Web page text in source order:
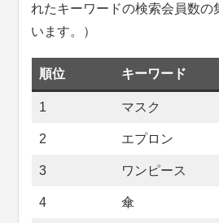
れたキーワードの検索会員数の
います。）
順位 キーワード
1 マスク
2 エプロン
3 ワンピース
4 傘